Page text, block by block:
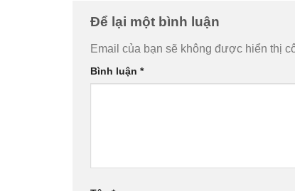
Để lại một bình luận
Email của bạn sẽ không được hiển thị
Bình luận *